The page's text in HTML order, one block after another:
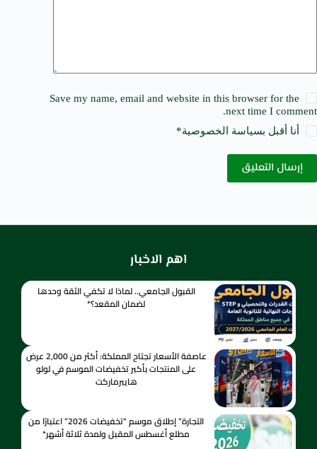
Save my name, email and website in this browser for the
next time I comment.
أنا أقبل بسياسة الخصوصية*
إرسال التعليق
اهم الاخبار
القبول الجامعي.. لماذا لا تكفي الثقة وحدها
لضمان المقعد؟*
عاصفة الأسعار تجتاح المملكة: أكثر من 2,000 عرض
على المنتجات بأكبر تخفيضات الموسم في لولو
هايبرماركت
التجارة” إطلاق موسم “تخفيضات 2026” اعتبارًا من
مطلع أغسطس المقبل ولمدة ثلاثة أشهر*